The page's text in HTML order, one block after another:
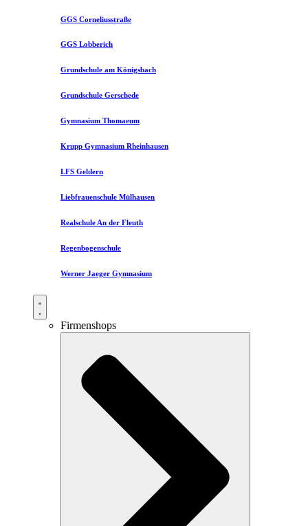
GGS Corneliusstraße
GGS Lobberich
Grundschule am Königsbach
Grundschule Gerschede
Gymnasium Thomaeum
Krupp Gymnasium Rheinhausen
LFS Geldern
Liebfrauenschule Mülhausen​
Realschule An der Fleuth
Regenbogenschule
Werner Jaeger Gymnasium
Firmenshops